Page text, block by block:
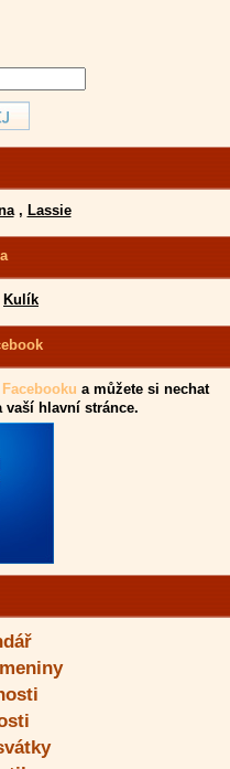
, Lassie
Kulík
Facebooku a můžete si nechat
vaší hlavní stránce.